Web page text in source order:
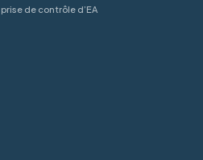
de contrôle d’EA